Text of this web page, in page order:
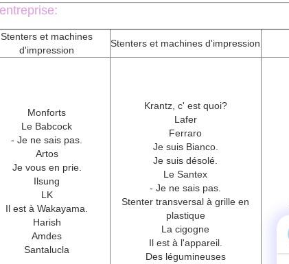
Stenters et machines
d'impression
Stenters et machines d'impression
Monforts
Le Babcock
- Je ne sais pas.
Artos
Je vous en prie.
Ilsung
LK
Il est à Wakayama.
Harish
Amdes
Santalucla
Krantz, c' est quoi?
Lafer
Ferraro
Je suis Bianco.
Je suis désolé.
Le Santex
- Je ne sais pas.
Stenter transversal à grille en
plastique
La cigogne
Il est à l'appareil.
Des légumineuses